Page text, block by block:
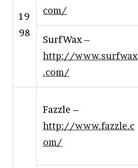
19
98
com/
SurfWax –
http://www.surfwax
.com/
Fazzle –
http://www.fazzle.c
om/